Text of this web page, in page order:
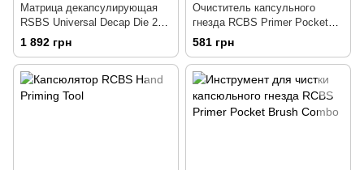
Матрица декапсулирующая
RSBS Universal Decap Die 27-
45 cal
1 892 грн
Очиститель капсульного
гнезда RCBS Primer Pocket
Brush Large
581 грн